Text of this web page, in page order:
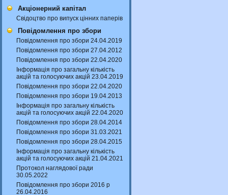
Акціонерний капітал
Свідоцтво про випуск цінних паперів
Повідомлення про збори
Повідомлення про збори 24.04.2019
Повідомлення про збори 27.04.2012
Повідомлення про збори 22.04.2020
Інформація про загальну кількість
акцій та голосуючих акцій 23.04.2019
Повідомлення про збори 22.04.2020
Повідомлення про збори 19.04.2013
Інформація про загальну кількість
акцій та голосуючих акцій 22.04.2020
Повідомлення про збори 28.04.2014
Повідомлення про збори 31.03.2021
Повідомлення про збори 28.04.2015
Інформація про загальну кількість
акцій та голосуючих акцій 21.04.2021
Протокол наглядової ради
30.05.2022
Повідомлення про збори 2016 р
26.04.2016